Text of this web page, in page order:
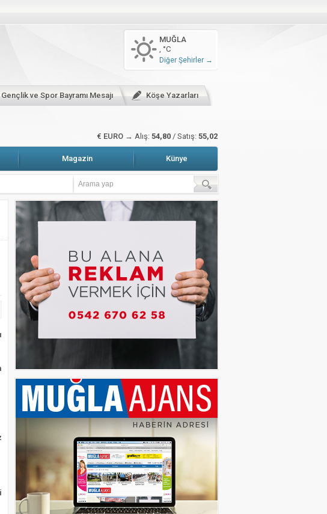
yüzde dört bin arttı
Hava Durumu
Fazıl Say piyano resitali gerçekleştirildi
MUĞLA
, °C
Diğer Şehirler →
Gençlik ve Spor Bayramı Mesajı Köşe Yazarları
€ EURO → Alış: 54,80 / Satış: 55,02
Magazin Künye